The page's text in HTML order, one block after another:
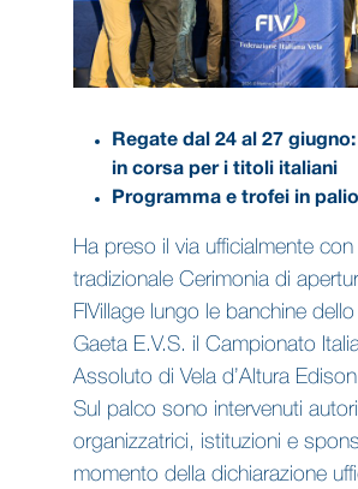
Regate dal 24 al 27
in corsa per i titoli italiani
Programma e trofei in palio
Ha preso il via ufficialmente con
tradizionale Cerimonia di
FIVillage lungo le banchine
Gaeta E.V.S. il Campionato
Assoluto di Vela d’Altura
Sul palco sono intervenuti
organizzatrici, istituzioni e
momento della dichiarazione